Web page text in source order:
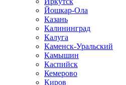
Йошкар-Ола
Казань
Калининград
Калуга
Каменск-Уральский
Камышин
Каспийск
Кемерово
Киров